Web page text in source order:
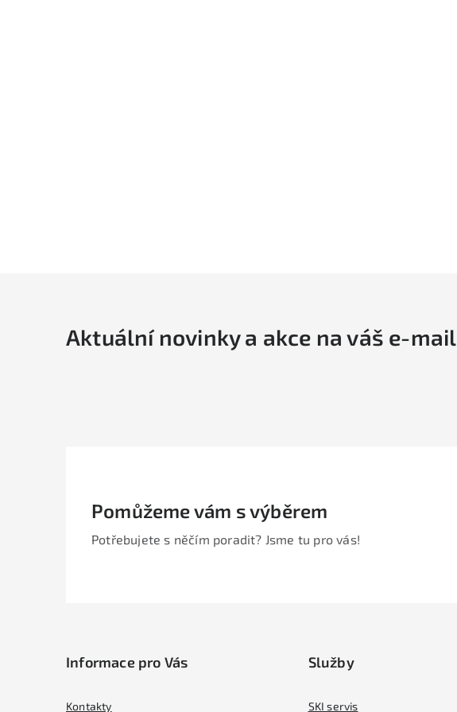
Aktuální novinky a akce na váš e-mail
Pomůžeme vám s výběrem
Potřebujete s něčím poradit? Jsme tu pro vás!
Informace pro Vás
Kontakty
Služby
SKI servis